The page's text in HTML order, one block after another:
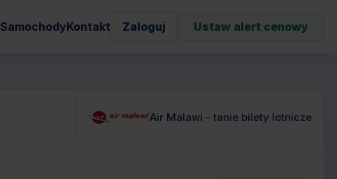
SamochodyKontakt Zaloguj Ustaw alert cenowy
Air Malawi - tanie bilety lotnicze